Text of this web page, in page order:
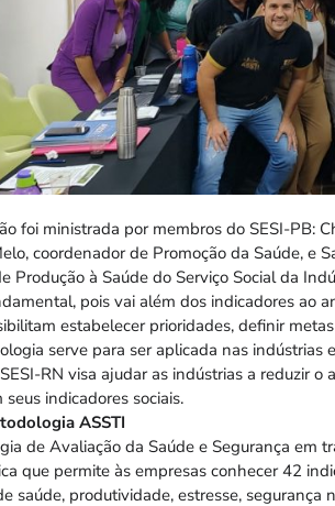
foi ministrada por membros do SESI-PB:
coordenador de Promoção da Saúde, e
Produção à Saúde do Serviço Social da
pois vai além dos indicadores ao
estabelecer prioridades, definir
serve para ser aplicada nas
RN visa ajudar as indústrias a reduzir
indicadores sociais.
ASSTI
de Avaliação da Saúde e Segurança em
que permite às empresas conhecer 42
saúde, produtividade, estresse, segurança